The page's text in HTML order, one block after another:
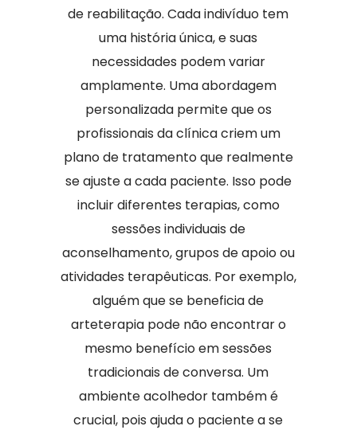
de reabilitação. Cada indivíduo tem
uma história única, e suas
necessidades podem variar
amplamente. Uma abordagem
personalizada permite que os
profissionais da clínica criem um
plano de tratamento que realmente
se ajuste a cada paciente. Isso pode
incluir diferentes terapias, como
sessões individuais de
aconselhamento, grupos de apoio ou
atividades terapêuticas. Por exemplo,
alguém que se beneficia de
arteterapia pode não encontrar o
mesmo benefício em sessões
tradicionais de conversa. Um
ambiente acolhedor também é
crucial, pois ajuda o paciente a se